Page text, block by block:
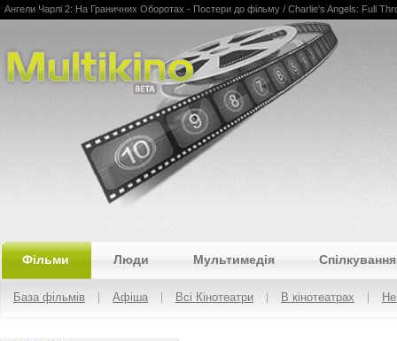
Multikino
Ангели Чарлі 2: На Граничних Оборотах - Постери до фільму / Charlie's Angels: Full
Фільми Люди Мультимедія Спілкування
База фільмів Афіша Всі Кінотеатри В кінотеатрах